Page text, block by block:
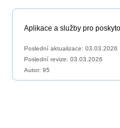
Aplikace a služby pro
Poslední aktualizace: 03.03.2026
Poslední revize: 03.03.2026
Autor: 95